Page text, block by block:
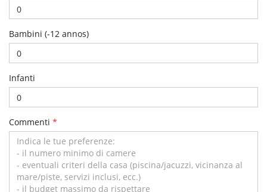
Bambini (-12 annos)
Infanti
Commenti *